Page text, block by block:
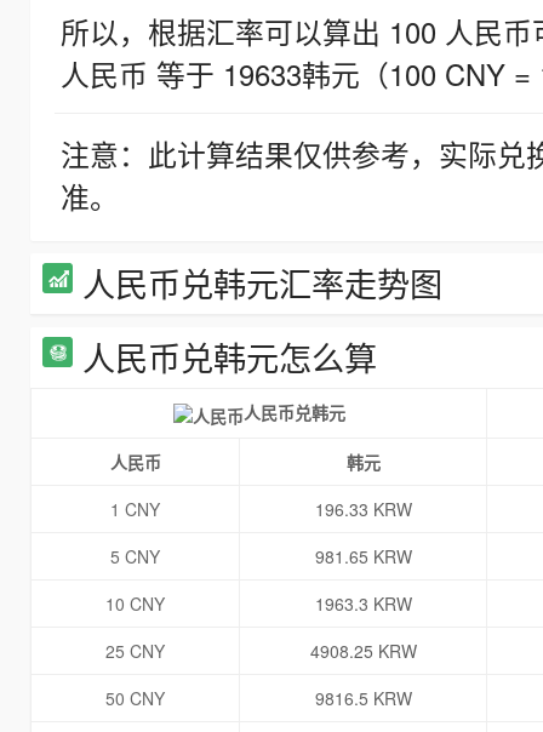
所以，根据汇率可以算出 100 人民
人民币 等于 19633韩元（100 CNY =
注意：此计算结果仅供参考，实际
准。
人民币兑韩元汇率走势图
人民币兑韩元怎么算
人民币兑韩元
人民币
韩元
1 CNY
196.33 KRW
5 CNY
981.65 KRW
10 CNY
1963.3 KRW
25 CNY
4908.25 KRW
50 CNY
9816.5 KRW